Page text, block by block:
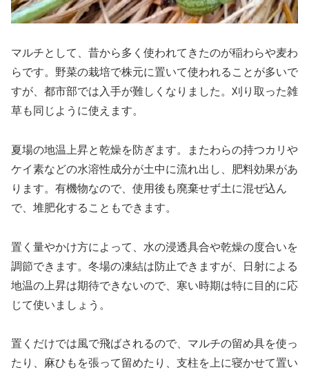
マルチとして、昔から多く使われてきたのが稲わらや麦わ
らです。野菜の栽培で株元に置いて使われることが多いで
すが、都市部では入手が難しくなりました。刈り取った雑
草も同じように使えます。
夏場の地温上昇と乾燥を防ぎます。またわらの持つカリや
ケイ素などの水溶性成分が土中に流れ出し、肥料効果があ
ります。有機物なので、使用後も廃棄せず土に混ぜ込ん
で、堆肥化することもできます。
置く量やかけ方によって、水の浸透具合や乾燥の度合いを
調節できます。冬場の凍結は防止できますが、日射による
地温の上昇は期待できないので、寒い時期は特に目的に応
じて使いましょう。
置くだけでは風で飛ばされるので、マルチの留め具を使っ
たり、麻ひもを張って留めたり、支柱を上に寝かせて置い